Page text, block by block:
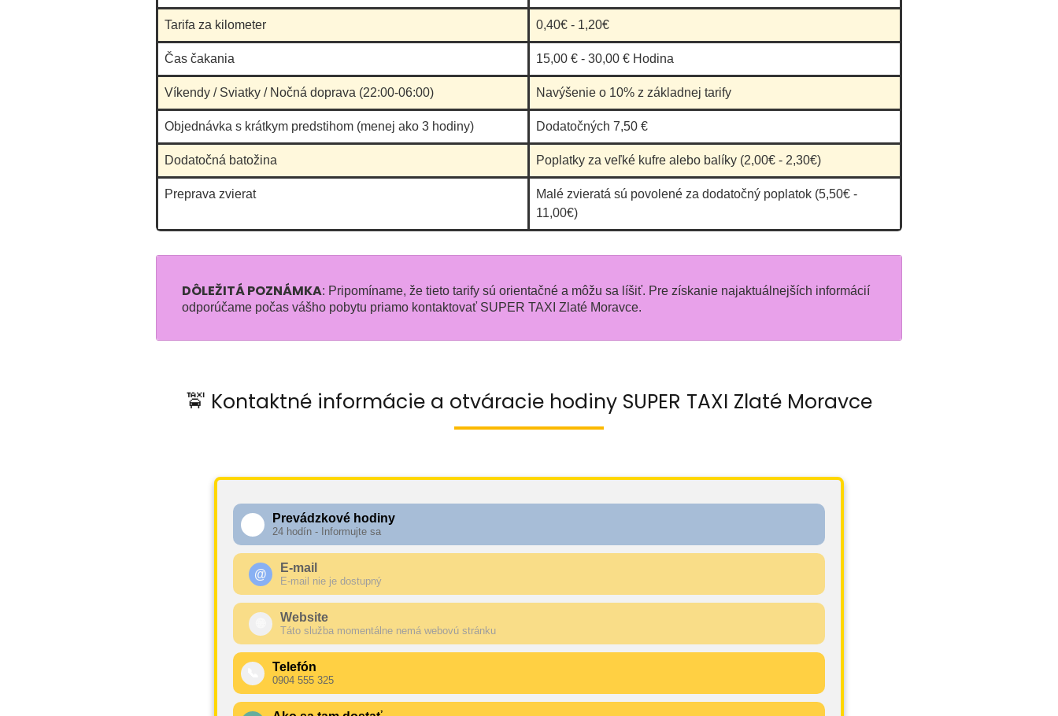
Tarifa za kilometer 0,40€ - 1,20€
Čas čakania 15,00 € - 30,00 € Hodina
Víkendy / Sviatky / Nočná doprava (22:00-06:00) Navýšenie o 10% z základnej tarify
Objednávka s krátkym predstihom (menej ako 3 hodiny) Dodatočných 7,50 €
Dodatočná batožina Poplatky za veľké kufre alebo balíky (2,00€ - 2,30€)
Preprava zvierat
Malé zvieratá sú povolené za dodatočný poplatok (5,50€ -
11,00€)
DÔLEŽITÁ POZNÁMKA: Pripomíname, že tieto tarify sú orientačné a môžu sa líšiť. Pre získanie najaktuálnejších informácií
odporúčame počas vášho pobytu priamo kontaktovať SUPER TAXI Zlaté Moravce.
🚖 Kontaktné informácie a otváracie hodiny SUPER TAXI Zlaté Moravce
Prevádzkové hodiny
24 hodín - Informujte sa
@ E-mail
E-mail nie je dostupný
Website
Táto služba momentálne nemá webovú stránku
Telefón
0904 555 325